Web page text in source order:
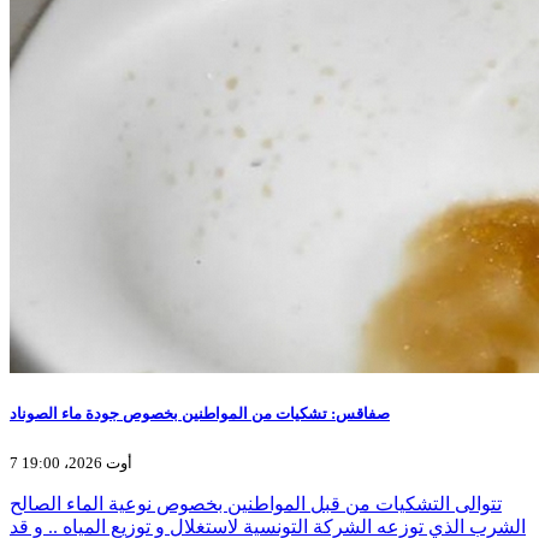
صفاقس: تشكيات من المواطنين بخصوص جودة ماء الصوناد
7 أوت 2026، 19:00
تتوالى التشكيات من قبل المواطنين بخصوص نوعية الماء الصالح
الشرب الذي توزعه الشركة التونسية لاستغلال و توزيع المياه .. و قد